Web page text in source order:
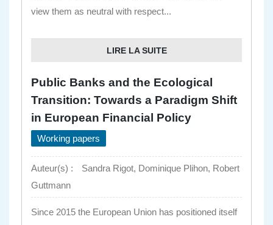
view them as neutral with respect...
LIRE LA SUITE
Public Banks and the Ecological
Transition: Towards a Paradigm Shift
in European Financial Policy
Working papers
Auteur(s) :
Sandra Rigot, Dominique Plihon, Robert
Guttmann
Since 2015 the European Union has positioned itself